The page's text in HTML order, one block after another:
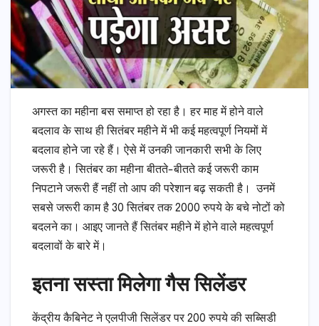
अगस्त का महीना बस समाप्त हो रहा है। हर माह में होने वाले
बदलाव के साथ ही सितंबर महीने में भी कई महत्वपूर्ण नियमों में
बदलाव होने जा रहे हैं। ऐसे में उनकी जानकारी सभी के लिए
जरूरी है। सितंबर का महीना बीतते-बीतते कई जरूरी काम
निपटाने जरूरी हैं नहीं तो आप की परेशान बढ़ सकती है। उनमें
सबसे जरूरी काम है 30 सितंबर तक 2000 रुपये के बचे नोटों को
बदलने का। आइए जानते हैं सितंबर महीने में होने वाले महत्वपूर्ण
बदलावों के बारे में।
इतना सस्ता मिलेगा गैस सिलेंडर
केंद्रीय कैबिनेट ने एलपीजी सिलेंडर पर 200 रुपये की सब्सिडी